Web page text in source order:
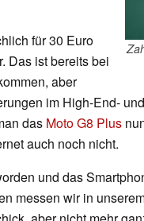
für 30 Euro
Das ist bereits bei
aber
im High-End-
das Moto G8 Plus
auch noch nicht.
und das
messen wir in